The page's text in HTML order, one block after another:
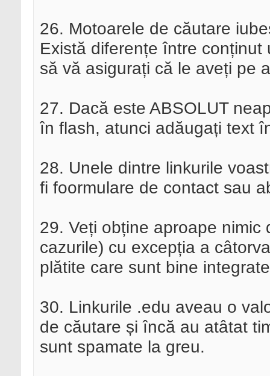
26. Motoarele de căutare
Există diferențe între
să vă asigurați că le aveți pe
27. Dacă este ABSOLUT
în flash, atunci adăugați text
28. Unele dintre linkurile
fi foormulare de contact sau
29. Veți obține aproape
cazurile) cu excepția a
plătite care sunt bine
30. Linkurile .edu aveau o
de căutare și încă au atâtat
sunt spamate la greu.